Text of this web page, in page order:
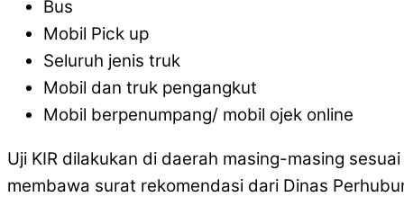
Bus
Mobil Pick up
Seluruh jenis truk
Mobil dan truk pengangkut
Mobil berpenumpang/ mobil ojek online
Uji KIR dilakukan di daerah masing-masing
membawa surat rekomendasi dari Dinas